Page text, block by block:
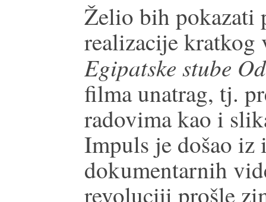
Želio bih pokazati
realizacije kratkog
Egipatske stube
filma unatrag, tj.
radovima kao i
Impuls je došao iz
dokumentarnih
revoluciji prošle